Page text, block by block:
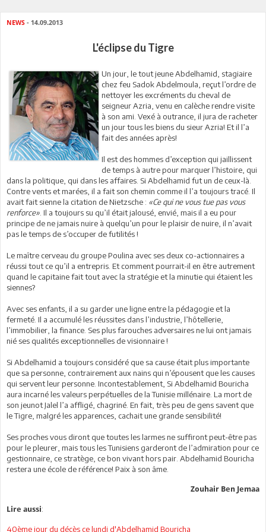
NEWS - 14.09.2013
L'éclipse du Tigre
Un jour, le tout jeune Abdelhamid, stagiaire
chez feu Sadok Abdelmoula, reçut l’ordre de
nettoyer les excréments du cheval de
seigneur Azria, venu en calèche rendre visite
à son ami. Vexé à outrance, il jura de racheter
un jour tous les biens du sieur Azria! Et il l’a
fait des années après!
Il est des hommes d’exception qui jaillissent
de temps à autre pour marquer l’histoire, qui
dans la politique, qui dans les affaires. Si Abdelhamid fut un de ceux-là.
Contre vents et marées, il a fait son chemin comme il l’a toujours tracé. Il
avait fait sienne la citation de Nietzsche : «Ce qui ne vous tue pas vous
renforce» . Il a toujours su qu’il était jalousé, envié, mais il a eu pour
principe de ne jamais nuire à quelqu’un pour le plaisir de nuire, il n’avait
pas le temps de s’occuper de futilités !
Le maître cerveau du groupe Poulina avec ses deux co-actionnaires a
réussi tout ce qu’il a entrepris. Et comment pourrait-il en être autrement
quand le capitaine fait tout avec la stratégie et la minutie qui étaient les
siennes?
Avec ses enfants, il a su garder une ligne entre la pédagogie et la
fermeté. Il a accumulé les réussites dans l’industrie, l’hôtellerie,
l’immobilier, la finance. Ses plus farouches adversaires ne lui ont jamais
nié ses qualités exceptionnelles de visionnaire !
Si Abdelhamid a toujours considéré que sa cause était plus importante
que sa personne, contrairement aux nains qui n’épousent que les causes
qui servent leur personne. Incontestablement, Si Abdelhamid Bouricha
aura incarné les valeurs perpétuelles de la Tunisie millénaire. La mort de
son jeunot Jalel l’a affligé, chagriné. En fait, très peu de gens savent que
le Tigre, malgré les apparences, cachait une grande sensibilité!
Ses proches vous diront que toutes les larmes ne suffiront peut-être pas
pour le pleurer, mais tous les Tunisiens garderont de l’admiration pour ce
gestionnaire, ce stratège, ce bon vivant hors pair. Abdelhamid Bouricha
restera une école de référence! Paix à son âme.
Zouhair Ben Jemaa
Lire aussi:
40ème jour du décès ce lundi d'Abdelhamid Bouricha